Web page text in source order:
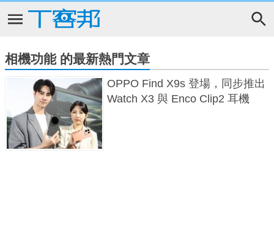
相機功能 的最新熱門文章
OPPO Find X9s 登場，同步推出
Watch X3 與 Enco Clip2 耳機